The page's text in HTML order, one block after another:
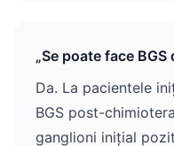
„Se poate face
Da. La pacientele
BGS post-
ganglioni inițial